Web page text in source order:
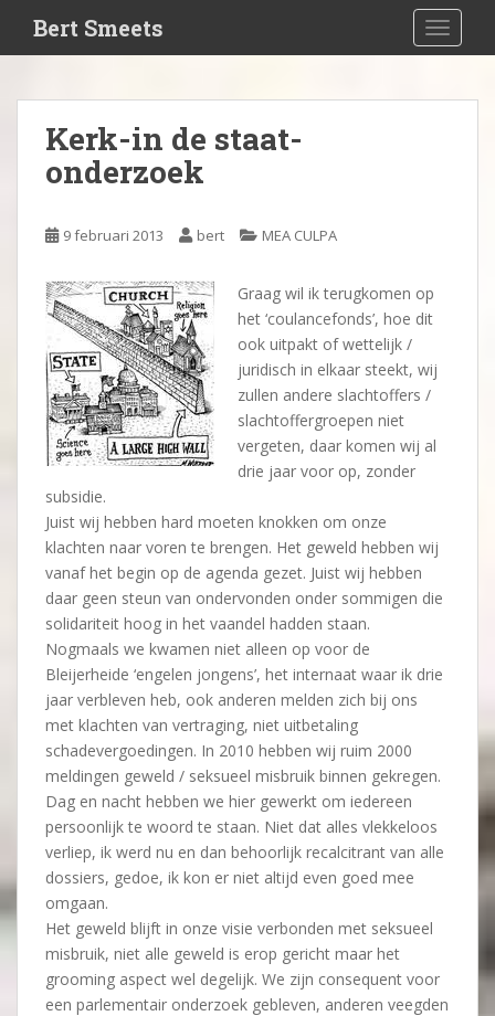
i
Bert Smeets
Kerk-in de staat-
onderzoek
9 februari 2013 bert MEA CULPA
Graag wil ik terugkomen op
het ‘coulancefonds’, hoe dit
ook uitpakt of wettelijk /
juridisch in elkaar steekt, wij
zullen andere slachtoffers /
slachtoffergroepen niet
vergeten, daar komen wij al
drie jaar voor op, zonder
subsidie.
Juist wij hebben hard moeten knokken om onze
klachten naar voren te brengen. Het geweld hebben wij
vanaf het begin op de agenda gezet. Juist wij hebben
daar geen steun van ondervonden onder sommigen die
solidariteit hoog in het vaandel hadden staan.
Nogmaals we kwamen niet alleen op voor de
Bleijerheide ‘engelen jongens’, het internaat waar ik drie
jaar verbleven heb, ook anderen melden zich bij ons
met klachten van vertraging, niet uitbetaling
schadevergoedingen. In 2010 hebben wij ruim 2000
meldingen geweld / seksueel misbruik binnen gekregen.
Dag en nacht hebben we hier gewerkt om iedereen
persoonlijk te woord te staan. Niet dat alles vlekkeloos
verliep, ik werd nu en dan behoorlijk recalcitrant van alle
dossiers, gedoe, ik kon er niet altijd even goed mee
omgaan.
Het geweld blijft in onze visie verbonden met seksueel
misbruik, niet alle geweld is erop gericht maar het
grooming aspect wel degelijk. We zijn consequent voor
een parlementair onderzoek gebleven, anderen veegden